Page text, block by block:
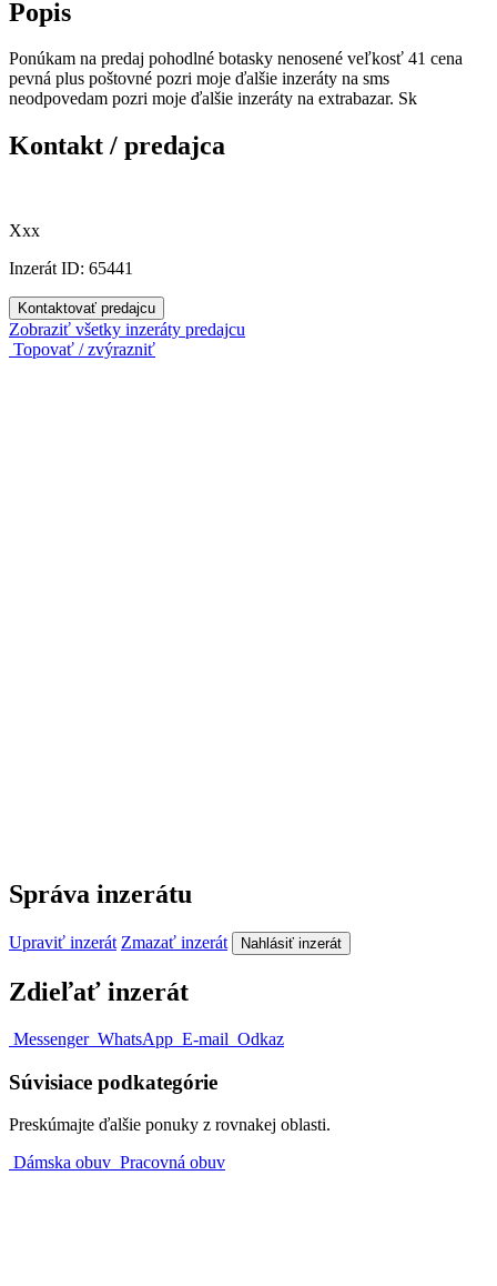
Popis
Ponúkam na predaj pohodlné botasky nenosené veľkosť 41 cena
pevná plus poštovné pozri moje ďalšie inzeráty na sms
neodpovedam pozri moje ďalšie inzeráty na extrabazar. Sk
Kontakt / predajca
Xxx
Inzerát ID: 65441
Kontaktovať predajcu
Zobraziť všetky inzeráty predajcu
Topovať / zvýrazniť
Správa inzerátu
Upraviť inzerát Zmazať inzerát Nahlásiť inzerát
Zdieľať inzerát
Messenger WhatsApp E-mail Odkaz
Súvisiace podkategórie
Preskúmajte ďalšie ponuky z rovnakej oblasti.
Dámska obuv Pracovná obuv